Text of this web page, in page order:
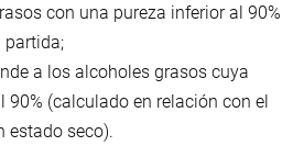
con una pureza inferior al 90%
partida;
a los alcoholes grasos cuya
90% (calculado en relación con el
estado seco).